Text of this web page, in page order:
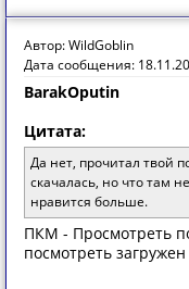
Автор: WildGoblin
Дата сообщения:
BarakOputin
Цитата:
Да нет, прочитал твой
скачалась, но что там
нравится больше.
ПКМ - Просмотреть
посмотреть загружен